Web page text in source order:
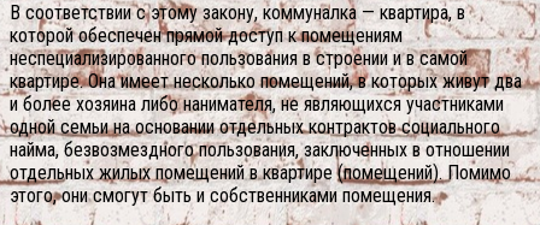
В соответствии с этому закону, коммуналка — квартира, в
которой обеспечен прямой доступ к помещениям
неспециализированного пользования в строении и в самой
квартире. Она имеет несколько помещений, в которых живут два
и более хозяина либо нанимателя, не являющихся участниками
одной семьи на основании отдельных контрактов социального
найма, безвозмездного пользования, заключенных в отношении
отдельных жилых помещений в квартире (помещений). Помимо
этого, они смогут быть и собственниками помещения.